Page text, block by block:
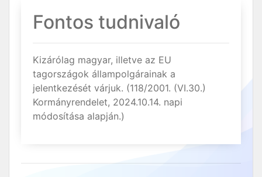
Fontos tudnivaló
Kizárólag magyar, illetve az EU
tagországok állampolgárainak a
jelentkezését várjuk. (118/2001. (VI.30.)
Kormányrendelet, 2024.10.14. napi
módosítása alapján.)